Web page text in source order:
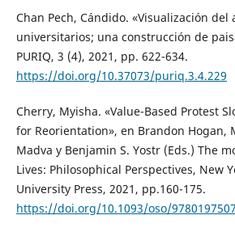
Chan Pech, Cándido. «Visualización del
universitarios; una construcción de
PURIQ, 3 (4), 2021, pp. 622-634.
https://doi.org/10.37073/puriq.3.4.229
Cherry, Myisha. «Value-Based Protest
for Reorientation», en Brandon Hogan,
Madva y Benjamin S. Yostr (Eds.) The
Lives: Philosophical Perspectives, New
University Press, 2021, pp.160-175.
https://doi.org/10.1093/oso/